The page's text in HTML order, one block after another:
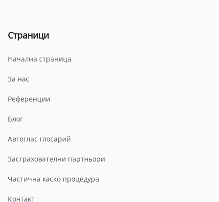
Страници
Начална страница
За нас
Референции
Блог
Автоглас глосарий
Застрахователни партньори
Частична каско процедура
Контакт